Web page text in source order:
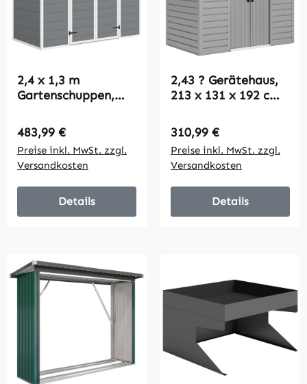
2,4 x 1,3 m
Gartenschuppen,
Gartenhaus mit
Boden, Fenster,
verschließbare
Türen, für Garten,
Terrasse, Grau
Regulärer Preis:
483,99 €
Preise inkl. MwSt. zzgl.
Versandkosten
Details
2,43 ? Gerätehaus,
213 x 131 x 192 cm
Satteldach,
Abschließbare
Schiebetür,
wetterfest, Grau
Regulärer Preis:
310,99 €
Preise inkl. MwSt. zzgl.
Versandkosten
Details